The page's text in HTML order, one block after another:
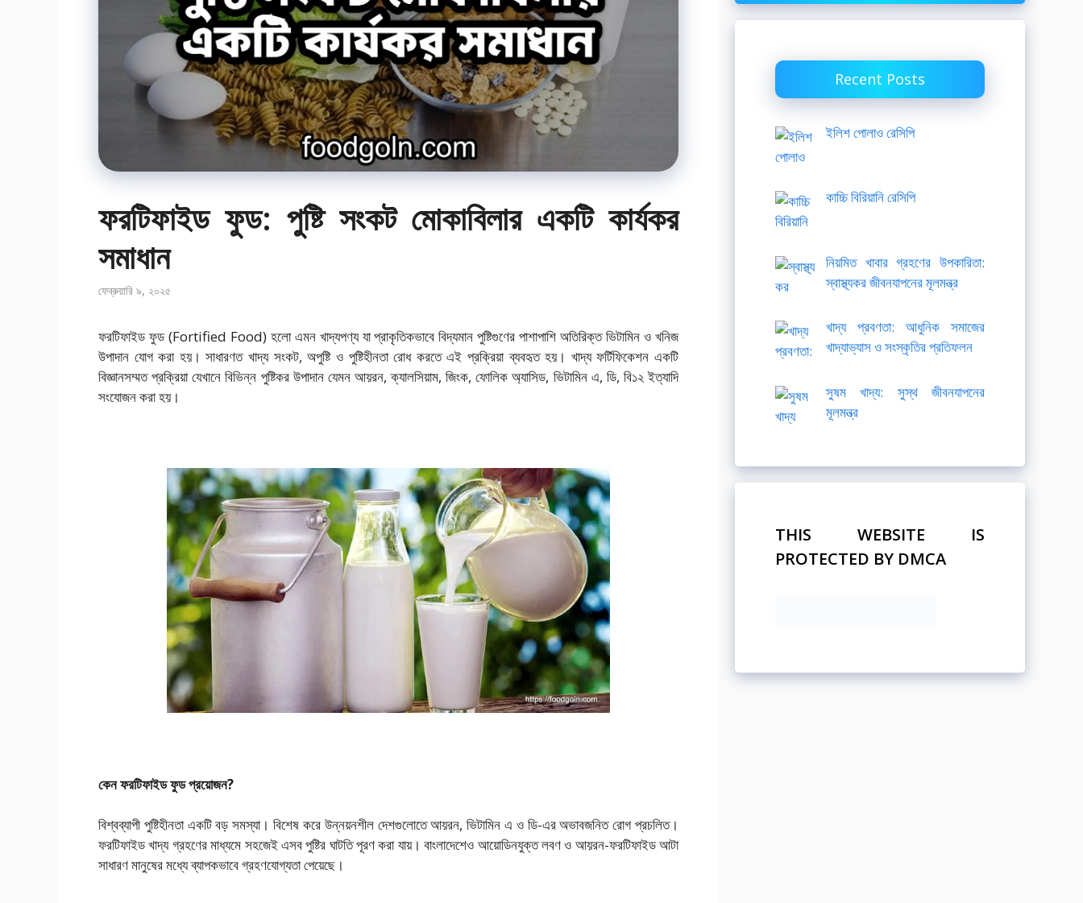
ফরটিফাইড ফুড: পুষ্টি সংকট মোকাবিলার একটি কার্যকর
সমাধান
ফেব্রুয়ারি ৯, ২০২৫
ফরটিফাইড ফুড (Fortified Food) হলো এমন খাদ্যপণ্য যা প্রাকৃতিকভাবে বিদ্যমান পুষ্টিগুণের পাশাপাশি অতিরিক্ত ভিটামিন ও খনিজ
উপাদান যোগ করা হয়। সাধারণত খাদ্য সংকট, অপুষ্টি ও পুষ্টিহীনতা রোধ করতে এই প্রক্রিয়া ব্যবহৃত হয়। খাদ্য ফর্টিফিকেশন একটি
বিজ্ঞানসম্মত প্রক্রিয়া যেখানে বিভিন্ন পুষ্টিকর উপাদান যেমন আয়রন, ক্যালসিয়াম, জিংক, ফোলিক অ্যাসিড, ভিটামিন এ, ডি, বি১২ ইত্যাদি
সংযোজন করা হয়।
কেনফরটিফাইডফুডপ্রয়োজন?
বিশ্বব্যাপী পুষ্টিহীনতা একটি বড় সমস্যা। বিশেষ করে উন্নয়নশীল দেশগুলোতে আয়রন, ভিটামিন এ ও ডি-এর অভাবজনিত রোগ প্রচলিত।
ফরটিফাইড খাদ্য গ্রহণের মাধ্যমে সহজেই এসব পুষ্টির ঘাটতি পূরণ করা যায়। বাংলাদেশেও আয়োডিনযুক্ত লবণ ও আয়রন-ফরটিফাইড আটা
সাধারণ মানুষের মধ্যে ব্যাপকভাবে গ্রহণযোগ্যতা পেয়েছে।
Recent Posts
ইলিশ পোলাও রেসিপি
কাচ্চি বিরিয়ানি রেসিপি
নিয়মিত খাবার গ্রহণের উপকারিতা:
স্বাস্থ্যকর জীবনযাপনের মূলমন্ত্র
খাদ্য প্রবণতা: আধুনিক সমাজের
খাদ্যাভ্যাস ও সংস্কৃতির প্রতিফলন
সুষম খাদ্য: সুস্থ জীবনযাপনের
মূলমন্ত্র
THIS WEBSITE IS
PROTECTED BY DMCA